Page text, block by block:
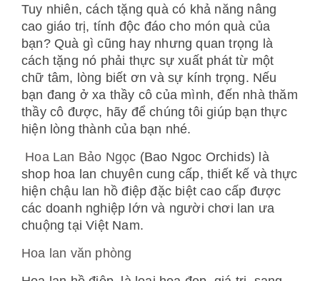
Tuy nhiên, cách tặng quà có khả năng nâng
cao giáo trị, tính độc đáo cho món quà của
bạn? Quà gì cũng hay nhưng quan trọng là
cách tặng nó phải thực sự xuất phát từ một
chữ tâm, lòng biết ơn và sự kính trọng. Nếu
bạn đang ở xa thầy cô của mình, đến nhà thăm
thầy cô được, hãy để chúng tôi giúp bạn thực
hiện lòng thành của bạn nhé.
Hoa Lan Bảo Ngọc (Bao Ngoc Orchids) là
shop hoa lan chuyên cung cấp, thiết kế và thực
hiện chậu lan hồ điệp đặc biệt cao cấp được
các doanh nghiệp lớn và người chơi lan ưa
chuộng tại Việt Nam.
Hoa lan văn phòng